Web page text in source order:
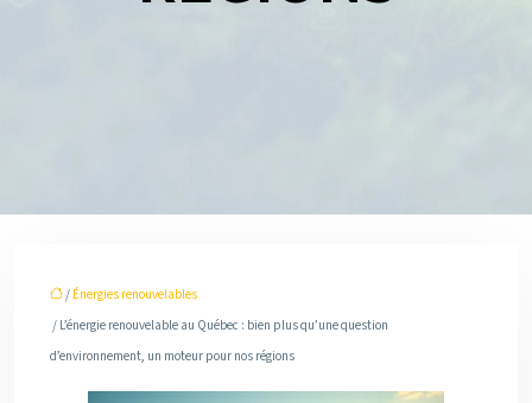
/ Énergies renouvelables
/ L’énergie renouvelable au Québec : bien plus qu’une question
d’environnement, un moteur pour nos régions